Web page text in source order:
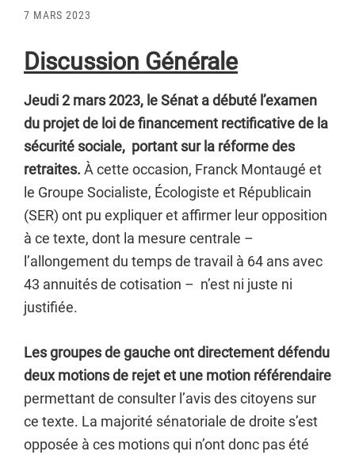
7 MARS 2023
Discussion Générale
Jeudi 2 mars 2023, le Sénat a débuté l’examen
du projet de loi de financement rectificative de la
sécurité sociale, portant sur la réforme des
retraites. À cette occasion, Franck Montaugé et
le Groupe Socialiste, Écologiste et Républicain
(SER) ont pu expliquer et affirmer leur opposition
à ce texte, dont la mesure centrale –
l’allongement du temps de travail à 64 ans avec
43 annuités de cotisation – n’est ni juste ni
justifiée.
Les groupes de gauche ont directement défendu
deux motions de rejet et une motion référendaire
permettant de consulter l’avis des citoyens sur
ce texte. La majorité sénatoriale de droite s’est
opposée à ces motions qui n’ont donc pas été